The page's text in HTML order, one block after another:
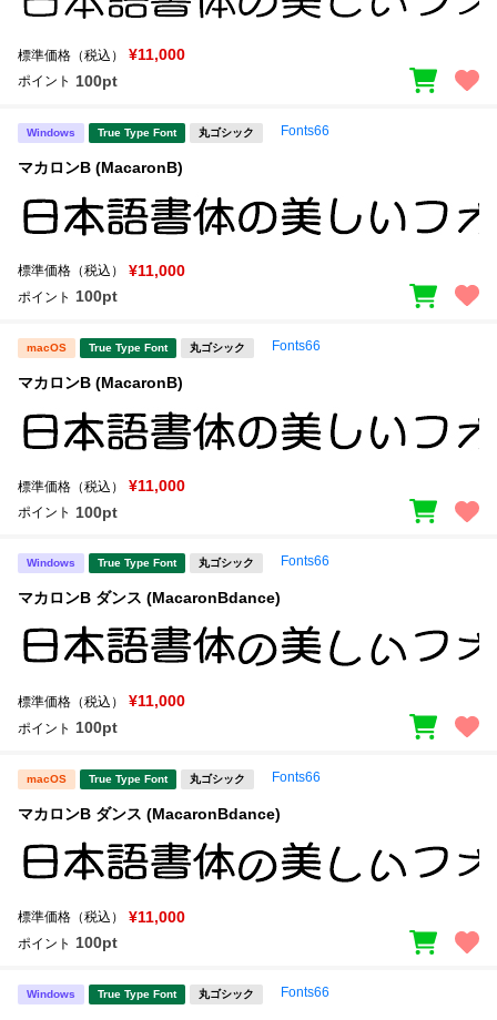
標準価格（税込） ¥11,000
ポイント 100pt
Windows True Type Font 丸ゴシック Fonts66
マカロンB (MacaronB)
標準価格（税込） ¥11,000
ポイント 100pt
macOS True Type Font 丸ゴシック Fonts66
マカロンB (MacaronB)
標準価格（税込） ¥11,000
ポイント 100pt
Windows True Type Font 丸ゴシック Fonts66
マカロンB ダンス (MacaronBdance)
標準価格（税込） ¥11,000
ポイント 100pt
macOS True Type Font 丸ゴシック Fonts66
マカロンB ダンス (MacaronBdance)
標準価格（税込） ¥11,000
ポイント 100pt
Windows True Type Font 丸ゴシック Fonts66